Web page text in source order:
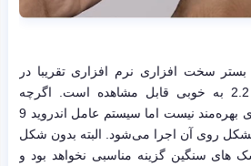
سخت افزاری نرم افزاری تقریبا در
گوشی 90 یورویی نوکیا 2.2 به خوبی قابل مشاهده است. اگرچه
دستگاه از سخت افزار قوی بهره‌مند نیست اما سیستم عامل اندروید 9
روی آن اجرا می‌شود. البته بدون شکل
های سنگین گزینه مناسبی نخواهد بود و